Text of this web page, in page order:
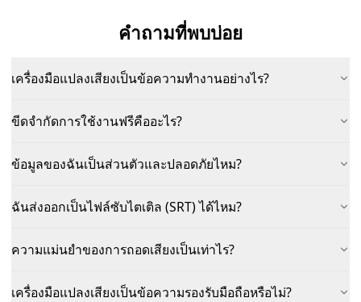
คำถามที่พบบ่อย
เครื่องมือแปลงเสียงเป็นข้อความทำงานอย่างไร?
ขีดจำกัดการใช้งานฟรีคืออะไร?
ข้อมูลของฉันเป็นส่วนตัวและปลอดภัยไหม?
ฉันส่งออกเป็นไฟล์ซับไตเติล (SRT) ได้ไหม?
ความแม่นยำของการถอดเสียงเป็นเท่าไร?
เครื่องมือแปลงเสียงเป็นข้อความรองรับมือถือหรือไม่?